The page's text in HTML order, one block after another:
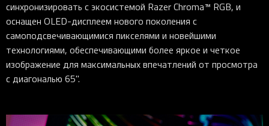
синхронизировать с экосистемой Razer Chroma™ RGB, и
оснащен OLED-дисплеем нового поколения с
самоподсвечивающимися пикселями и новейшими
технологиями, обеспечивающими более яркое и четкое
изображение для максимальных впечатлений от просмотра
с диагональю 65".